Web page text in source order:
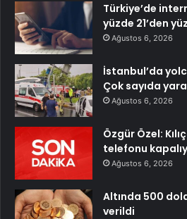
Türkiye’de
yüzde 21’den
Ağustos 6, 2026
İstanbul’da
Çok sayıda
Ağustos 6, 2026
Özgür Özel:
telefonu
Ağustos 6, 2026
Altında 500
verildi